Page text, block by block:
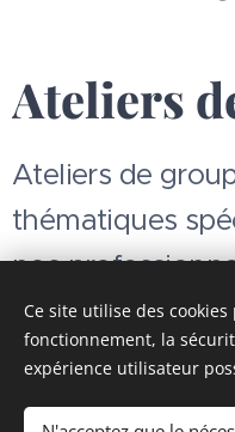
Ateliers
Ateliers de
thématiques
nos
Images
Ce site utilise des
fonctionnement, la
expérience utilisateur